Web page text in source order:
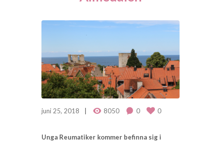
juni 25, 2018 8050 0 0
Unga Reumatiker kommer befinna sig i